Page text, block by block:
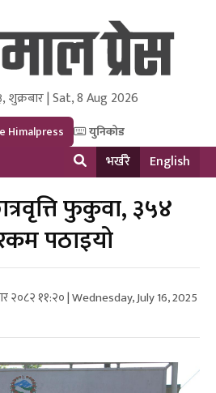
and Research Pvt Ltd.
शुक्रबार | Sat, 8 Aug 2026
Himalpress युनिकोड
भर्खरै English
फुकुवा, ३५४
पठाइयो
२०८२ ११:२० | Wednesday, July 16, 2025